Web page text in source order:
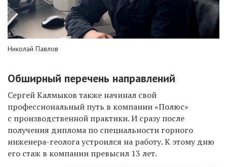
Николай Павлов
Обширный перечень направлений
Сергей Калмыков также начинал свой
профессиональный путь в компании «Полюс»
с производственной практики. И сразу после
получения диплома по специальности горного
инженера-геолога устроился на работу. К этому дню
его стаж в компании превысил 13 лет.